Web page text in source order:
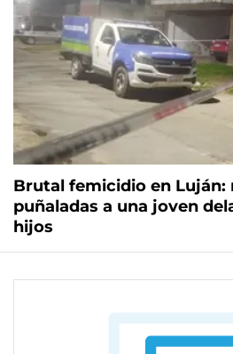
Brutal femicidio en Luján:
puñaladas a una joven
hijos